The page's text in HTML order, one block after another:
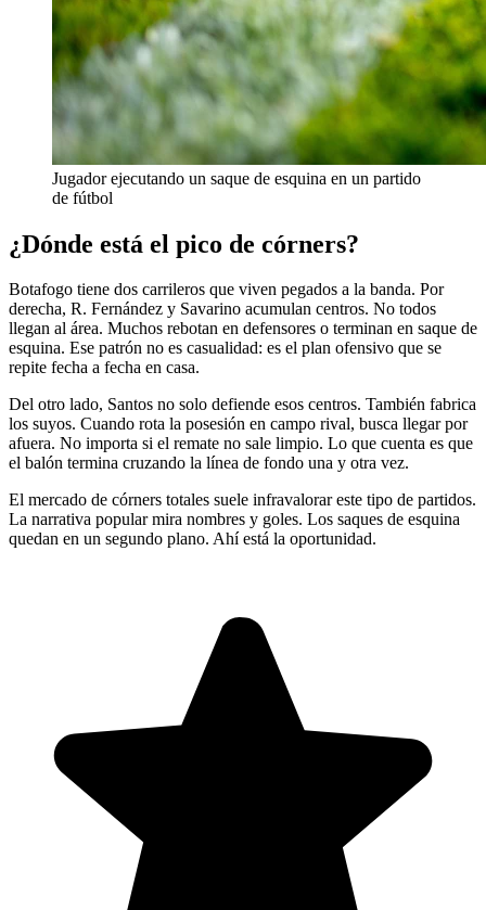
Jugador ejecutando un saque de esquina en un partido
de fútbol
¿Dónde está el pico de córners?
Botafogo tiene dos carrileros que viven pegados a la banda. Por
derecha, R. Fernández y Savarino acumulan centros. No todos
llegan al área. Muchos rebotan en defensores o terminan en saque de
esquina. Ese patrón no es casualidad: es el plan ofensivo que se
repite fecha a fecha en casa.
Del otro lado, Santos no solo defiende esos centros. También fabrica
los suyos. Cuando rota la posesión en campo rival, busca llegar por
afuera. No importa si el remate no sale limpio. Lo que cuenta es que
el balón termina cruzando la línea de fondo una y otra vez.
El mercado de córners totales suele infravalorar este tipo de partidos.
La narrativa popular mira nombres y goles. Los saques de esquina
quedan en un segundo plano. Ahí está la oportunidad.